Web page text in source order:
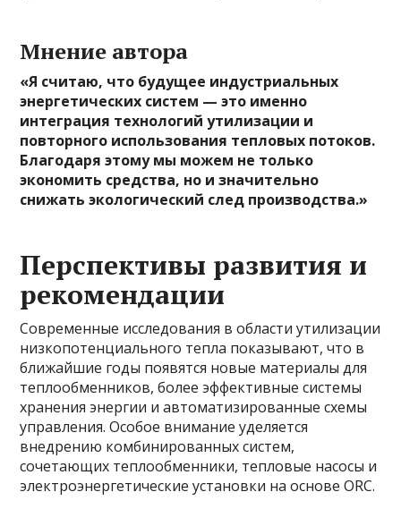
Мнение автора
«Я считаю, что будущее индустриальных
энергетических систем — это именно
интеграция технологий утилизации и
повторного использования тепловых потоков.
Благодаря этому мы можем не только
экономить средства, но и значительно
снижать экологический след производства.»
Перспективы развития и
рекомендации
Современные исследования в области утилизации
низкопотенциального тепла показывают, что в
ближайшие годы появятся новые материалы для
теплообменников, более эффективные системы
хранения энергии и автоматизированные схемы
управления. Особое внимание уделяется
внедрению комбинированных систем,
сочетающих теплообменники, тепловые насосы и
электроэнергетические установки на основе ORC.